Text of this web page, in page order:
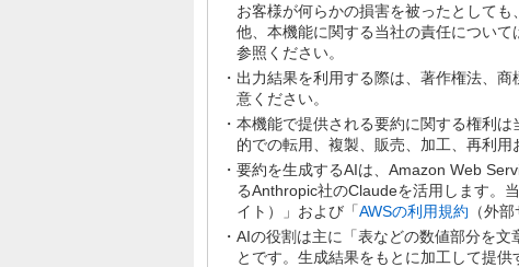
お客様が何らかの損害を被ったとして
他、本機能に関する当社の責任について
参照ください。
出力結果を利用する際は、著作権法、
意ください。
本機能で提供される要約に関する権利
的での転用、複製、販売、加工、再利用
要約を生成するAIは、Amazon Web
るAnthropic社のClaudeを活用します。
イト）」および「AWSの利用規約 （外
AIの役割は主に「表などの数値部分を文
とです。生成結果をもとに加工して提供